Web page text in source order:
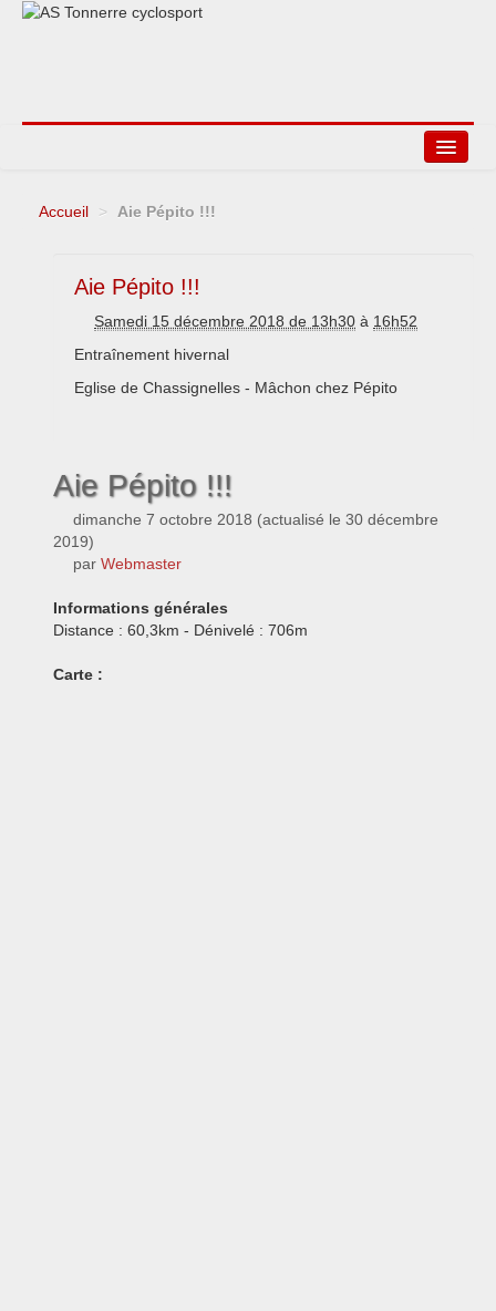
Liens
Accueil > Aie Pépito !!!
Aie Pépito !!!
Samedi 15 décembre 2018 de 13h30 à 16h52
Entraînement hivernal
Eglise de Chassignelles - Mâchon chez Pépito
Aie Pépito !!!
dimanche 7 octobre 2018 (actualisé le 30 décembre
2019)
par Webmaster
Informations générales
Distance : 60,3km - Dénivelé : 706m
Carte :